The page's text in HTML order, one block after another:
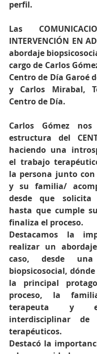
perfil.
Las
INTERVENCIÓN EN
abordaje
cargo de Carlos
Centro de Día Garoé
y Carlos Mirabal,
Centro de Día.
Carlos Gómez
estructura del
haciendo una
el trabajo
la persona junto
y su familia/
desde que solicita
hasta que cumple
finaliza el proceso.
Destacamos la
realizar un
caso, desde una
biopsicosocial,
la principal
proceso, la
terapeuta y
interdisciplinar de
terapéuticos.
Destacó la